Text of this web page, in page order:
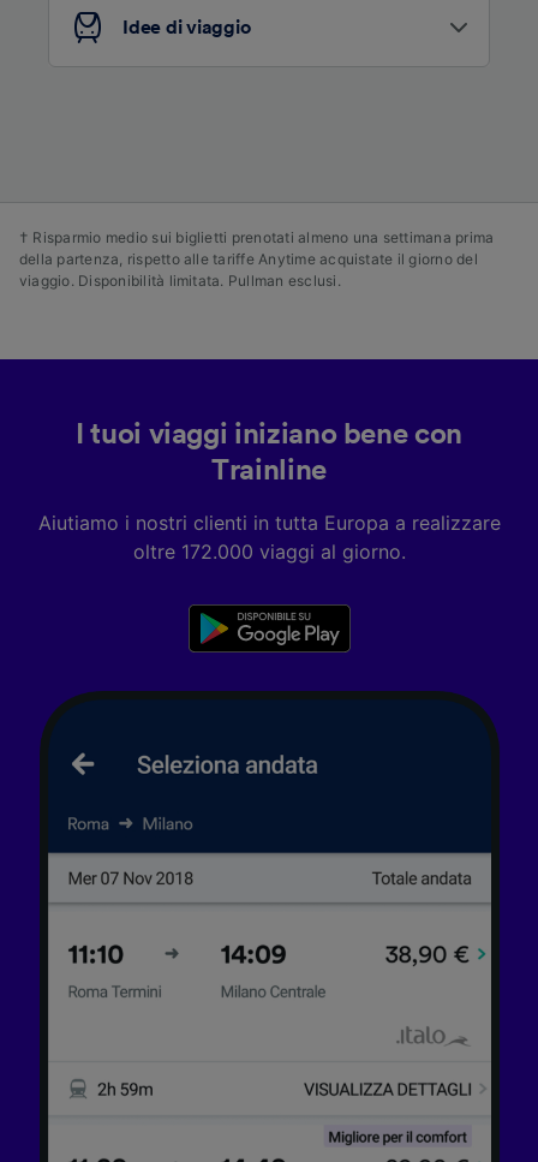
Idee di viaggio
† Risparmio medio sui biglietti prenotati almeno una settimana prima
della partenza, rispetto alle tariffe Anytime acquistate il giorno del
viaggio. Disponibilità limitata. Pullman esclusi.
I tuoi viaggi iniziano bene con
Trainline
Aiutiamo i nostri clienti in tutta Europa a realizzare
oltre 172.000 viaggi al giorno.
pubblico, sviluppo di servizi.
Elenco dei partner (fornitori)